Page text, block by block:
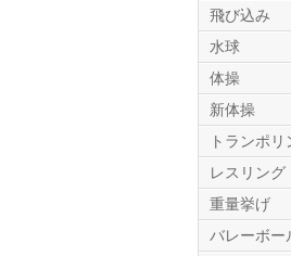
飛び込み
水球
体操
新体操
トランポリ
レスリング
重量挙げ
バレーボー